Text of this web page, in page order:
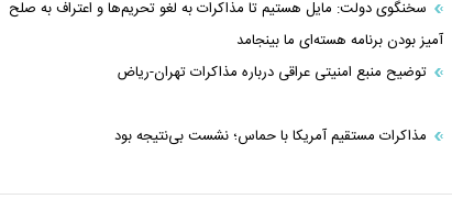
سخنگوی دولت: مایل هستیم تا مذاکرات به لغو تحریم‌ها و اعتراف به صلح
آمیز بودن برنامه هسته‌ای ما بینجامد
توضیح منبع امنیتی عراقی درباره مذاکرات تهران-ریاض
مذاکرات مستقیم آمریکا با حماس؛ نشست بی‌نتیجه بود